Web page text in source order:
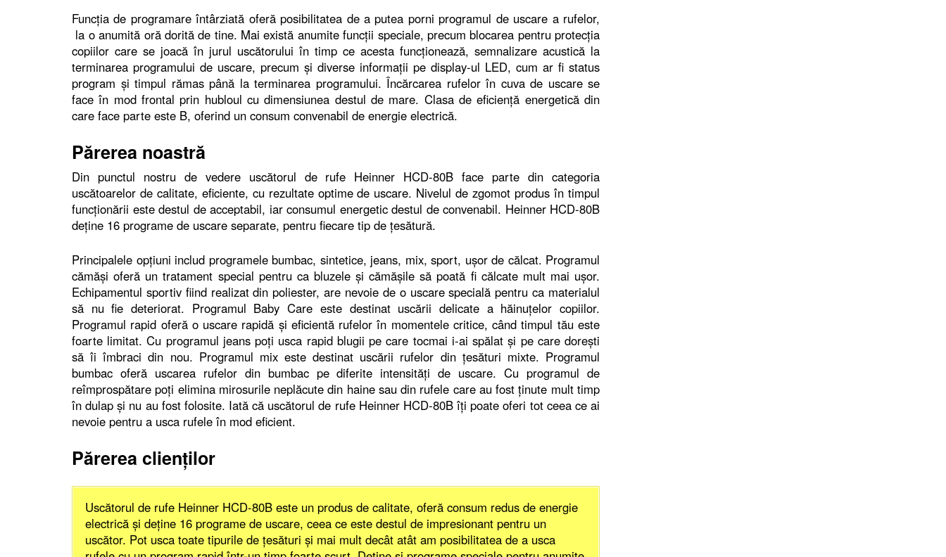
Funcţia de programare întârziată oferă posibilitatea de a putea porni programul de uscare a rufelor,
la o anumită oră dorită de tine. Mai există anumite funcţii speciale, precum blocarea pentru protecţia
copiilor care se joacă în jurul uscătorului în timp ce acesta funcţionează, semnalizare acustică la
terminarea programului de uscare, precum şi diverse informaţii pe display-ul LED, cum ar fi status
program şi timpul rămas până la terminarea programului. Încărcarea rufelor în cuva de uscare se
face în mod frontal prin hubloul cu dimensiunea destul de mare. Clasa de eficienţă energetică din
care face parte este B, oferind un consum convenabil de energie electrică.
Părerea noastră
Din punctul nostru de vedere uscătorul de rufe Heinner HCD-80B face parte din categoria
uscătoarelor de calitate, eficiente, cu rezultate optime de uscare. Nivelul de zgomot produs în timpul
funcţionării este destul de acceptabil, iar consumul energetic destul de convenabil. Heinner HCD-80B
deţine 16 programe de uscare separate, pentru fiecare tip de ţesătură.
Principalele opţiuni includ programele bumbac, sintetice, jeans, mix, sport, uşor de călcat. Programul
cămăşi oferă un tratament special pentru ca bluzele şi cămăşile să poată fi călcate mult mai uşor.
Echipamentul sportiv fiind realizat din poliester, are nevoie de o uscare specială pentru ca materialul
să nu fie deteriorat. Programul Baby Care este destinat uscării delicate a hăinuţelor copiilor.
Programul rapid oferă o uscare rapidă şi eficientă rufelor în momentele critice, când timpul tău este
foarte limitat. Cu programul jeans poţi usca rapid blugii pe care tocmai i-ai spălat şi pe care doreşti
să îi îmbraci din nou. Programul mix este destinat uscării rufelor din ţesături mixte. Programul
bumbac oferă uscarea rufelor din bumbac pe diferite intensităţi de uscare. Cu programul de
reîmprospătare poţi elimina mirosurile neplăcute din haine sau din rufele care au fost ţinute mult timp
în dulap şi nu au fost folosite. Iată că uscătorul de rufe Heinner HCD-80B îţi poate oferi tot ceea ce ai
nevoie pentru a usca rufele în mod eficient.
Părerea clienţilor
Uscătorul de rufe Heinner HCD-80B este un produs de calitate, oferă consum redus de energie
electrică şi deţine 16 programe de uscare, ceea ce este destul de impresionant pentru un
uscător. Pot usca toate tipurile de ţesături şi mai mult decât atât am posibilitatea de a usca